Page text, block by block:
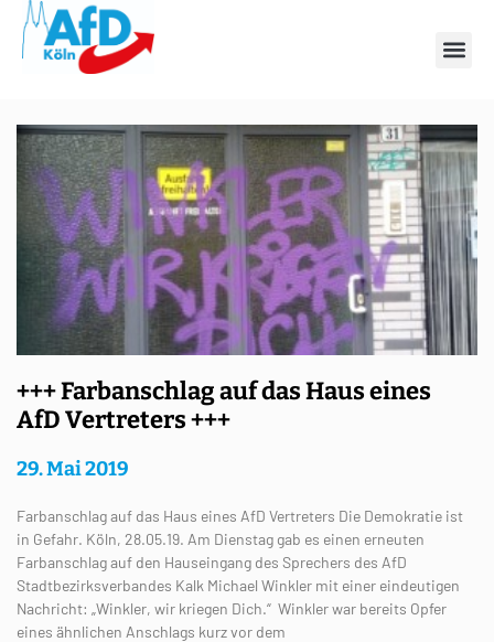
Tag: 29. Mai 2019
+++ Farbanschlag auf das Haus eines
AfD Vertreters +++
29. Mai 2019
Farbanschlag auf das Haus eines AfD Vertreters Die Demokratie ist
in Gefahr. Köln, 28.05.19. Am Dienstag gab es einen erneuten
Farbanschlag auf den Hauseingang des Sprechers des AfD
Stadtbezirksverbandes Kalk Michael Winkler mit einer eindeutigen
Nachricht: „Winkler, wir kriegen Dich.“ Winkler war bereits Opfer
eines ähnlichen Anschlags kurz vor dem